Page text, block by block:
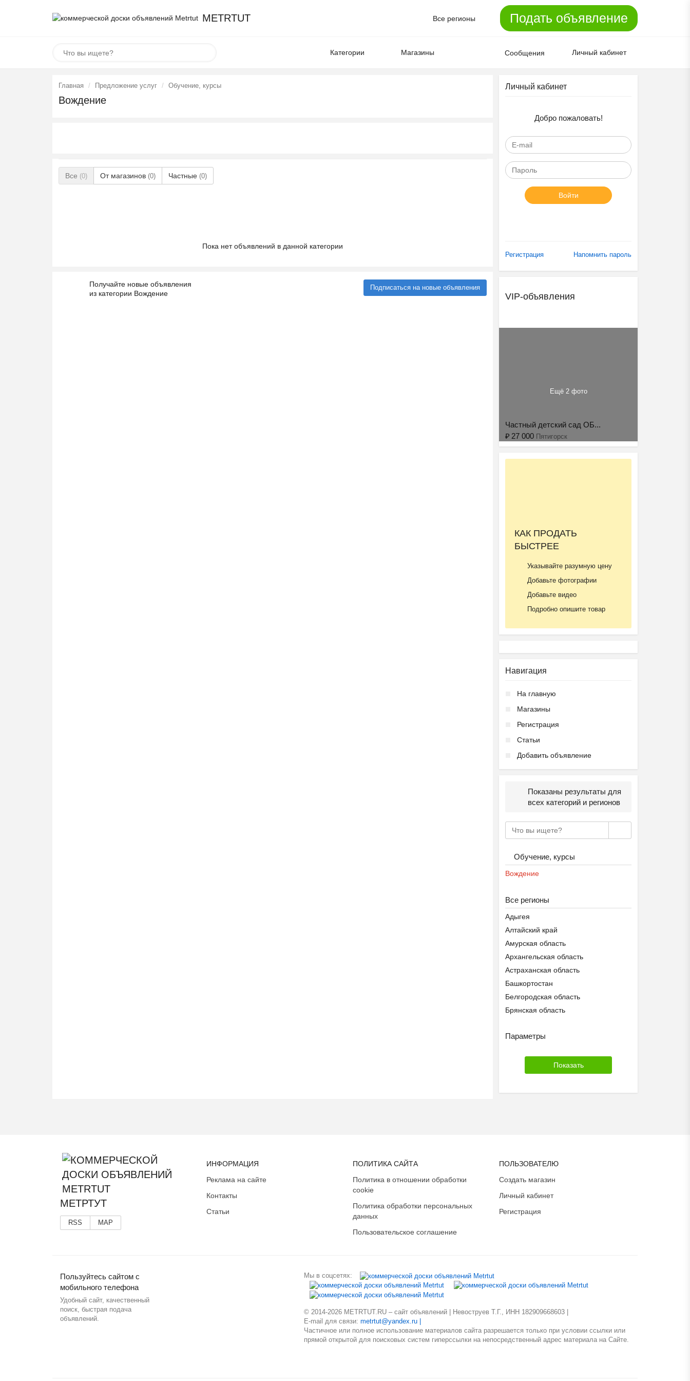
METRTUT Все регионы Подать объявление
Категории Магазины Сообщения Личный кабинет
Главная Предложение услуг Обучение, курсы
Вождение
Все (0) От магазинов (0) Частные (0)
Пока нет объявлений в данной категории
Получайте новые объявления
из категории Вождение
Подписаться на новые объявления
Личный кабинет
Добро пожаловать!
Войти
Регистрация Напомнить пароль
VIP-объявления
Ещё 2 фото
Частный детский сад ОБ...
₽ 27 000 Пятигорск
Летний городской лагер...
Частная школа ОБРАЗОВА...
Подготовка к школе ОБР...
27 000
КАК ПРОДАТЬ
БЫСТРЕЕ
Указывайте разумную цену
Добавьте фотографии
Добавьте видео
Подробно опишите товар
Навигация
На главную
Магазины
Регистрация
Статьи
Добавить объявление
Показаны результаты для
всех категорий и регионов
Обучение, курсы
Вождение
Все регионы
Адыгея
Алтайский край
Амурская область
Архангельская область
Астраханская область
Башкортостан
Белгородская область
Брянская область
Владимирская область
Вологодская область
Калининградская область
Калмыкия
Калужская область
Коми
Краснодарский край
Красноярский край
Крым
Параметры
МЕТРТУТ
RSS MAP
ИНФОРМАЦИЯ
Реклама на сайте
Контакты
Статьи
ПОЛИТИКА САЙТА
Политика в отношении обработки
cookie
Политика обработки персональных
данных
Пользовательское соглашение
ПОЛЬЗОВАТЕЛЮ
Создать магазин
Личный кабинет
Регистрация
Пользуйтесь сайтом с
мобильного телефона
Удобный сайт, качественный
поиск, быстрая подача
объявлений.
Мы в соцсетях:
© 2014-2026 METRTUT.RU – сайт объявлений | Невоструев Т.Г., ИНН 182909668603 |
E-mail для связи: metrtut@yandex.ru |
Частичное или полное использование материалов сайта разрешается только при условии ссылки или
прямой открытой для поисковых систем гиперссылки на непосредственный адрес материала на Сайте.